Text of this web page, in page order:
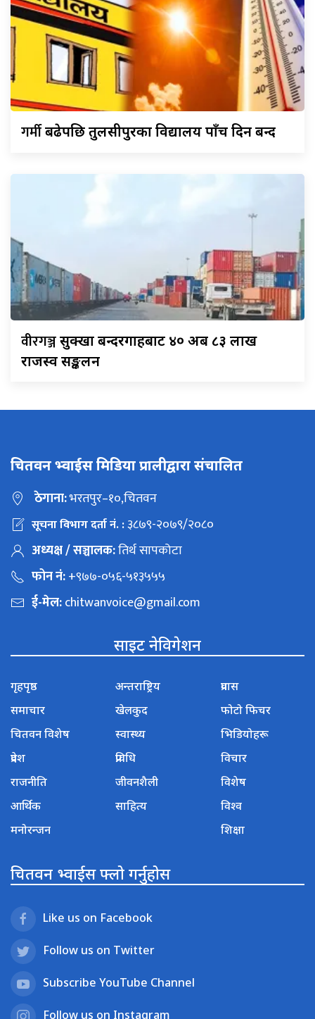
गर्मीबढेपछि तुलसीपुरका विद्यालय पाँच दिन बन्द
वीरगञ्जसुक्खा बन्दरगाहबाट ४० अर्ब ८३ लाख
राजस्व सङ्कलन
चितवन भ्वाईस मिडिया प्रालीद्वारा संचालित
ठेगाना:भरतपुर–१०,चितवन
सूचना विभाग दर्ता नं. :३८७९-२०७९/२०८०
अध्यक्ष / सञ्चालक:तिर्थ सापकोटा
फोन नं:+९७७-०५६-५१३५५५
ई-मेल:chitwanvoice@gmail.com
साइट नेविगेशन
गृहपृष्ठ
समाचार
चितवन विशेष
प्रदेश
राजनीति
आर्थिक
मनोरन्जन
अन्तराष्ट्रिय
खेलकुद
स्वास्थ्य
प्रविधि
जीवनशैली
साहित्य
प्रवास
फोटो फिचर
भिडियोहरू
विचार
विशेष
विश्व
शिक्षा
चितवन भ्वाईस फ्लो गर्नुहोस
Like us on Facebook
Follow us on Twitter
Subscribe YouTube Channel
Follow us on Instagram